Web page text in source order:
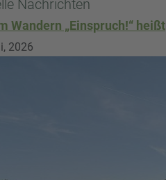
Nachrichten
Wandern „Einspruch!“ heißt
2026